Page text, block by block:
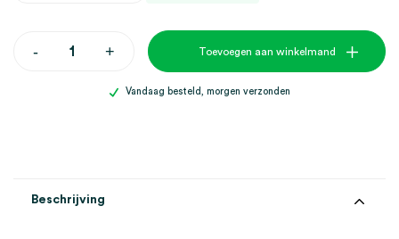
-Surgipack
+ Toevoegen aan winkelmand
Vandaag besteld, morgen verzonden
Beschrijving